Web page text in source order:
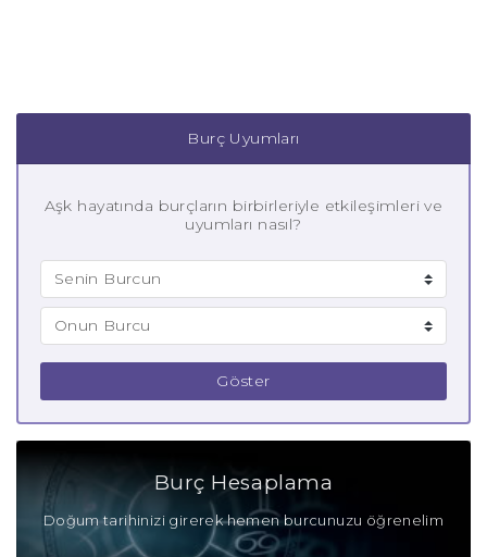
Burç Uyumları
Aşk hayatında burçların birbirleriyle etkileşimleri ve
uyumları nasıl?
Göster
Burç Hesaplama
Doğum tarihinizi girerek hemen burcunuzu öğrenelim